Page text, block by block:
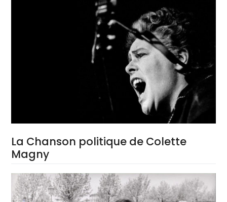
La Chanson politique de Colette
Magny